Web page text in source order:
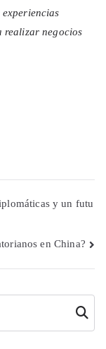
realizar negocios
y un futu
en China?
Buscar